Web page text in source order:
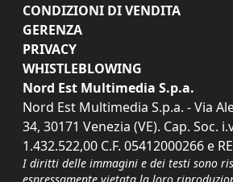
CONDIZIONI DI VENDITA
GERENZA
PRIVACY
WHISTLEBLOWING
Nord Est Multimedia S.p.a.
Nord Est Multimedia S.p.a. - Via
34, 30171 Venezia (VE). Cap. Soc.
1.432.522,00 C.F. 05412000266 e
I diritti delle immagini e dei testi sono